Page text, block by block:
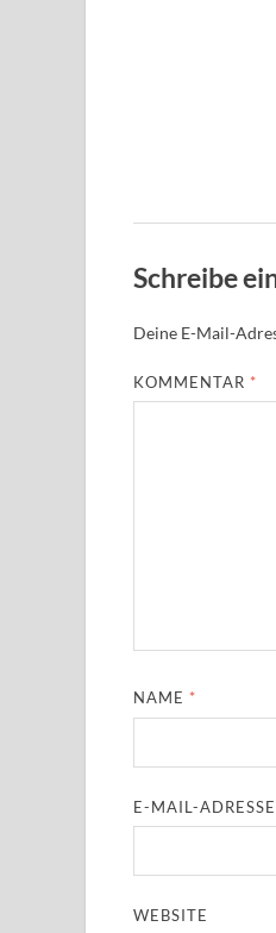
Schreibe
Deine E-Mail-
KOMMENTAR *
NAME *
E-MAIL-ADRESSE
WEBSITE